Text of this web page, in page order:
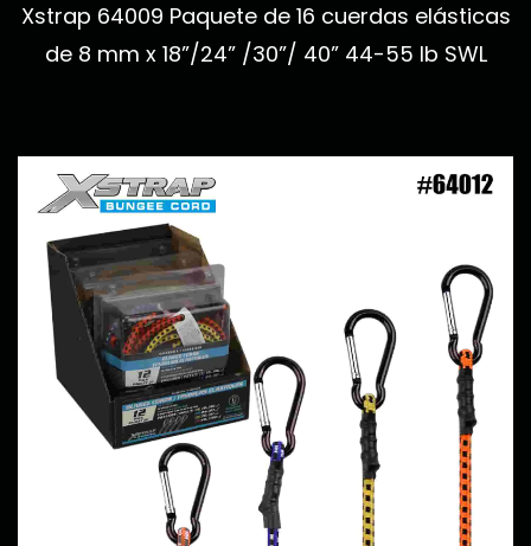
Xstrap 64009 Paquete de 16 cuerdas elásticas
de 8 mm x 18”/24” /30”/ 40” 44-55 lb SWL